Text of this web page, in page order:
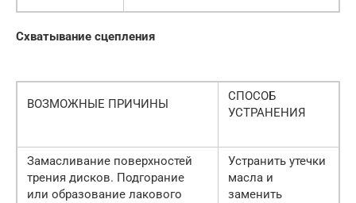
Схватывание сцепления
ВОЗМОЖНЫЕ ПРИЧИНЫ
СПОСОБ
УСТРАНЕНИЯ
Замасливание поверхностей
трения дисков. Подгорание
или образование лакового
Устранить утечки
масла и
заменить